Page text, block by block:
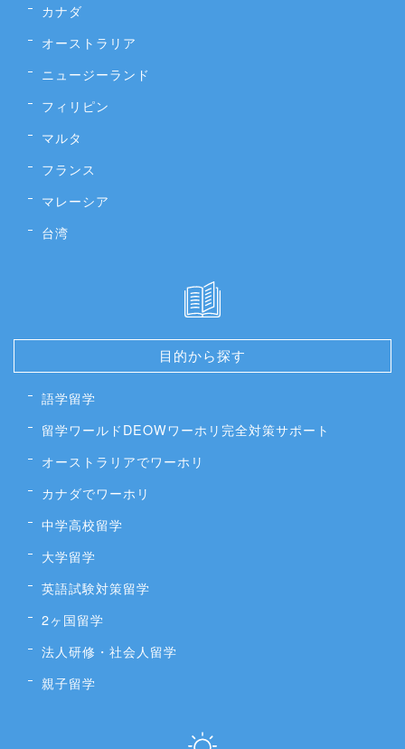
カナダ
オーストラリア
ニュージーランド
フィリピン
マルタ
フランス
マレーシア
台湾
目的から探す
語学留学
留学ワールドDEOWワーホリ完全対策サポート
オーストラリアでワーホリ
カナダでワーホリ
中学高校留学
大学留学
英語試験対策留学
2ヶ国留学
法人研修・社会人留学
親子留学